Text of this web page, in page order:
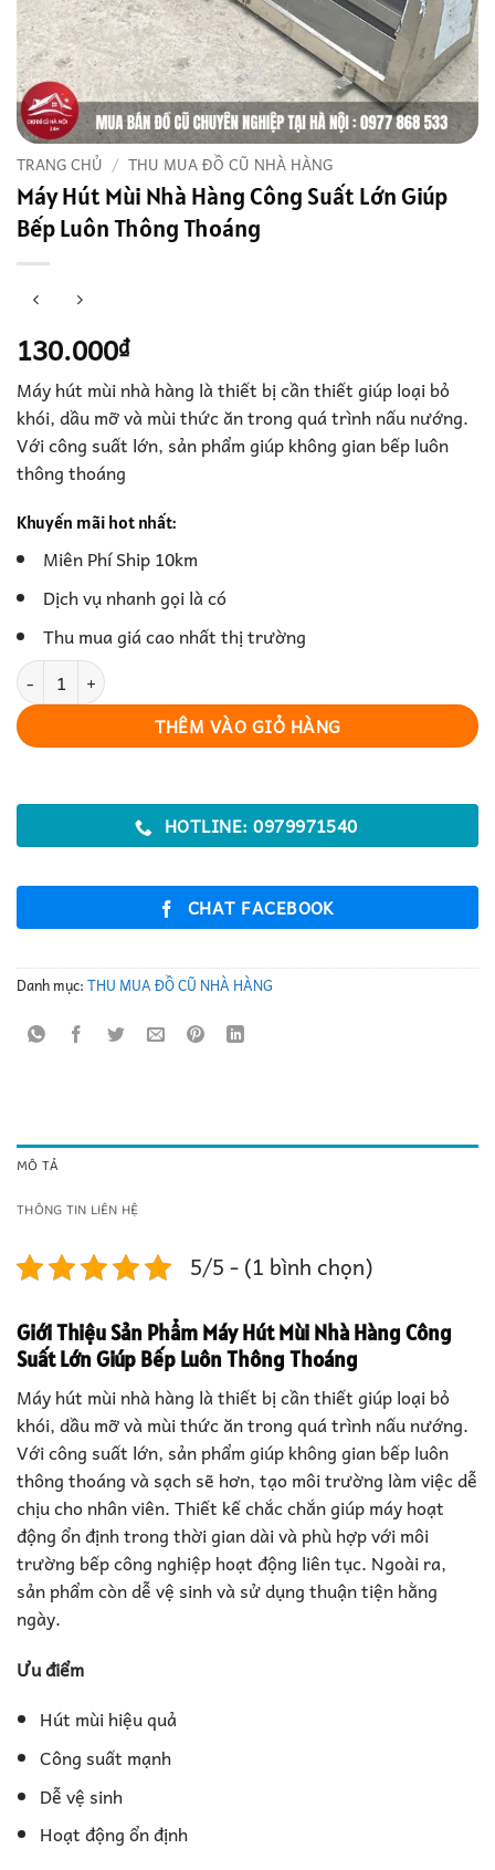
TRANG CHỦ / THU MUA ĐỒ CŨ NHÀ HÀNG
Máy Hút Mùi Nhà Hàng Công Suất Lớn Giúp
Bếp Luôn Thông Thoáng
130.000₫
Máy hút mùi nhà hàng là thiết bị cần thiết giúp loại bỏ
khói, dầu mỡ và mùi thức ăn trong quá trình nấu nướng.
Với công suất lớn, sản phẩm giúp không gian bếp luôn
thông thoáng
Khuyến mãi hot nhất:
Miên Phí Ship 10km
Dịch vụ nhanh gọi là có
Thu mua giá cao nhất thị trường
Máy Hút Mùi Nhà Hàng Công Suất Lớn Giúp Bếp Luôn Thông
THÊM VÀO GIỎ HÀNG
HOTLINE: 0979971540
CHAT FACEBOOK
Danh mục:THU MUA ĐỒ CŨ NHÀ HÀNG
MÔ TẢ
THÔNG TIN LIÊN HỆ
5/5 - (1 bình chọn)
Giới Thiệu Sản Phẩm Máy Hút Mùi Nhà Hàng Công
Suất Lớn Giúp Bếp Luôn Thông Thoáng
Máy hút mùi nhà hàng là thiết bị cần thiết giúp loại bỏ
khói, dầu mỡ và mùi thức ăn trong quá trình nấu nướng.
Với công suất lớn, sản phẩm giúp không gian bếp luôn
thông thoáng và sạch sẽ hơn, tạo môi trường làm việc dễ
chịu cho nhân viên. Thiết kế chắc chắn giúp máy hoạt
động ổn định trong thời gian dài và phù hợp với môi
trường bếp công nghiệp hoạt động liên tục. Ngoài ra,
sản phẩm còn dễ vệ sinh và sử dụng thuận tiện hằng
ngày.
Ưu điểm
Hút mùi hiệu quả
Công suất mạnh
Dễ vệ sinh
Hoạt động ổn định